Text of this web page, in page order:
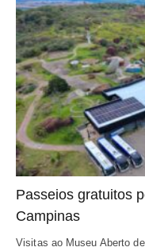
Passeios gratuitos
Campinas
Visitas ao Museu Aberto